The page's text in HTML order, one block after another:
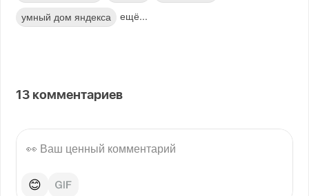
умный дом яндекса
ещё...
13 комментариев
😊